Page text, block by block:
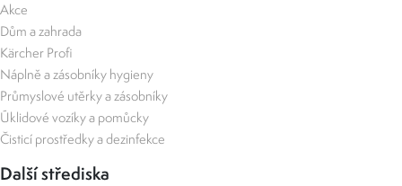
Akce
Dům a zahrada
Kärcher Profi
Náplně a zásobníky hygieny
Průmyslové utěrky a zásobníky
Úklidové vozíky a pomůcky
Čisticí prostředky a dezinfekce
Další střediska